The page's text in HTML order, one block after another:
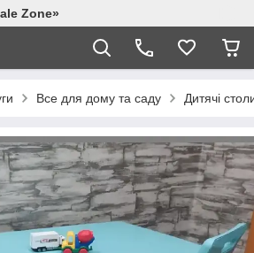
Zone»
Все для дому та саду Дитячі